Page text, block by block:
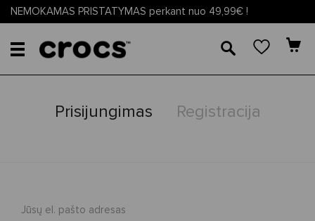
NEMOKAMAS PRISTATYMAS perkant nuo 49,99€ !
🔎
Prisijungimas Registracija
Jūsų el. pašto adresas